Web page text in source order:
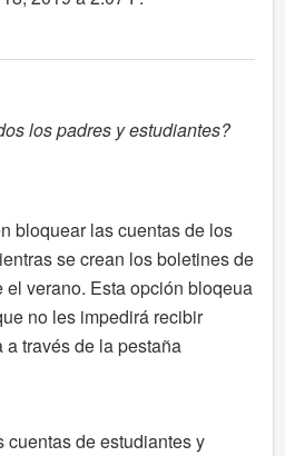
los padres y estudiantes?
bloquear las cuentas de los
se crean los boletines de
verano. Esta opción bloqeua
no les impedirá recibir
través de la pestaña
cuentas de estudiantes y